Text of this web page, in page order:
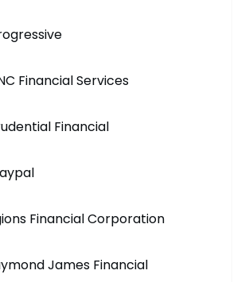
Financial Services
Financial
Financial Corporation
James Financial